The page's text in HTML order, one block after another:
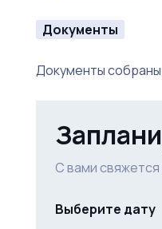
Документы
Документы
С вами
Выберите дату